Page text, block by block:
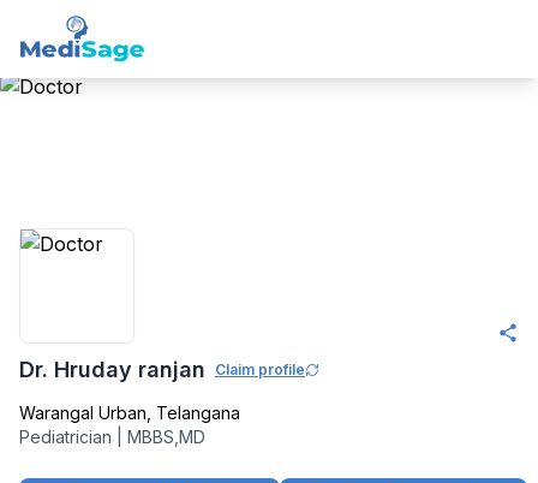
Dr. Hruday ranjan Claim profile
Warangal Urban Telangana
Pediatrician
MBBS,MD